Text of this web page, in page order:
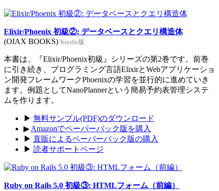
Elixir/Phoenix 初級②: データベースとクエリ構造体
(OIAX BOOKS) Kindle版
本書は、『Elixir/Phoenix初級』シリーズの第2巻です。前巻
に引き続き、プログラミング言語ElixirとWebアプリケーショ
ン開発フレームワークPhoenixの学習を並行的に進めていき
ます。例題としてNanoPlannerという簡易予約表管理システ
ムを作ります。
▶ 無料サンプル(PDF)のダウンロード
▶ Amazonでペーパーバック版を購入
▶ 直販によるペーパーバック版の購入
▶ 読者サポートページ
Ruby on Rails 5.0 初級③: HTMLフォーム（前編）